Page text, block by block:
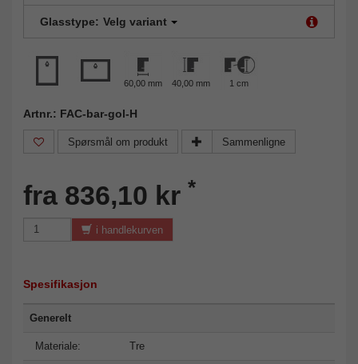
Glasstype: Velg variant
60,00 mm 40,00 mm 1 cm
Artnr.: FAC-bar-gol-H
Spørsmål om produkt Sammenligne
fra 836,10 kr *
i handlekurven
Spesifikasjon
Generelt
Materiale: Tre